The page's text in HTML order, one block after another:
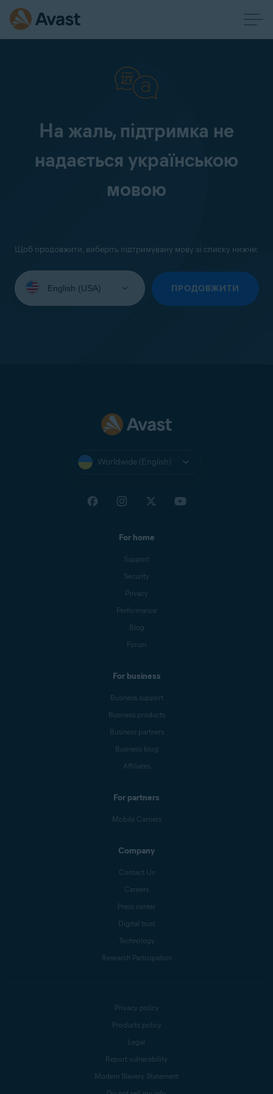
На жаль, підтримка не
надається українською
мовою
Щоб продовжити, виберіть підтримувану мову зі списку нижче:
your
ПРОДОВЖИТИ
Worldwide (English)
For home
Support
Security
Privacy
Performance
Blog
Forum
For business
Business support
Business products
Business partners
Business blog
Affiliates
For partners
Mobile Carriers
Company
Contact Us
Careers
Press center
Digital trust
Technology
Research Participation
Privacy policy
Products policy
Legal
Report vulnerability
Modern Slavery Statement